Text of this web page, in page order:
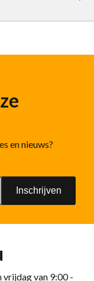
en nieuws?
Inschrijven
vrijdag van 9:00 -